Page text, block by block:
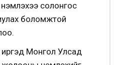
солонгос
боломжтой
Монгол Улсад